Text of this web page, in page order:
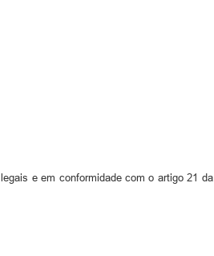
e em conformidade com o artigo 21 da